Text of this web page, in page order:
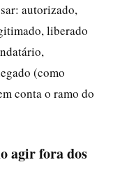
autorizado,
liberado
(como
conta o ramo do
agir fora dos